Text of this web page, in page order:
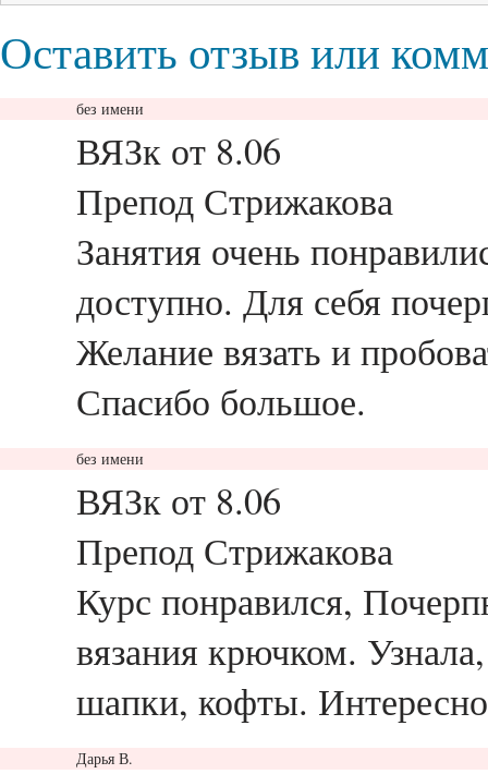
Оставить отзыв или
без имени
ВЯЗк от 8.06
Препод Стрижакова
Занятия очень
доступно. Для себя
Желание вязать и
Спасибо большое.
без имени
ВЯЗк от 8.06
Препод Стрижакова
Курс понравился,
вязания крючком.
шапки, кофты.
Дарья В.